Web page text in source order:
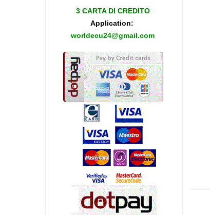
3 CARTA DI CREDITO
Application:
worldecu24@gmail.com